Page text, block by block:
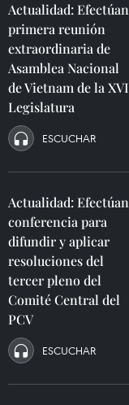
Actualidad: Efectúan
primera reunión
extraordinaria de
Asamblea Nacional
de Vietnam de la XVI
Legislatura
ESCUCHAR
Actualidad: Efectúan
conferencia para
difundir y aplicar
resoluciones del
tercer pleno del
Comité Central del
PCV
ESCUCHAR